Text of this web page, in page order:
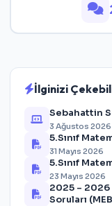
İlginizi
Sebahattin
3 Ağustos 2026
5.Sınıf
31 Mayıs 2026
5.Sınıf
23 Mayıs 2026
2025 – 2026
Soruları